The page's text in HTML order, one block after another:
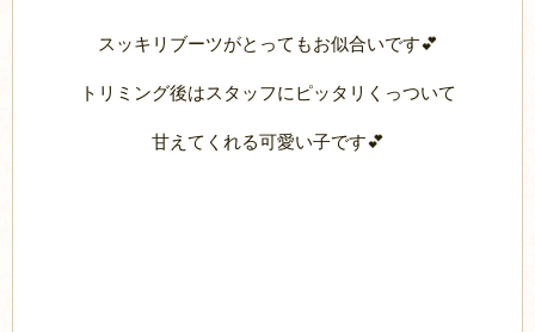
スッキリブーツがとってもお似合いです💕
トリミング後はスタッフにピッタリくっついて
甘えてくれる可愛い子です💕